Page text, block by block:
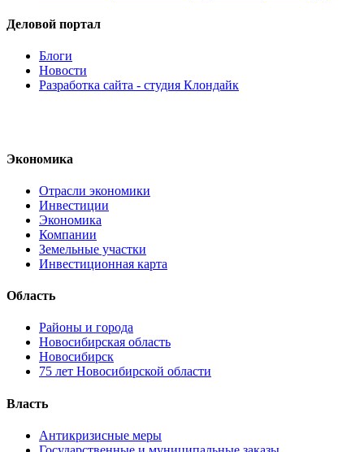
Деловой портал
Блоги
Новости
Разработка сайта - студия Клондайк
Экономика
Отрасли экономики
Инвестиции
Экономика
Компании
Земельные участки
Инвестиционная карта
Область
Районы и города
Новосибирская область
Новосибирск
75 лет Новосибирской области
Власть
Антикризисные меры